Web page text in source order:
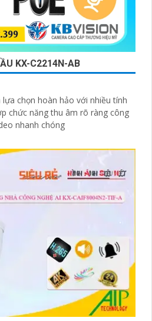
KX-C2214N-AB
lựa chọn hoàn hảo với nhiều tính
nhanh chóng